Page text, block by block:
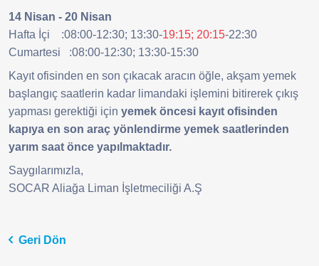
14 Nisan - 20 Nisan
Hafta İçi :08:00-12:30; 13:30-19:15; 20:15-22:30
Cumartesi :08:00-12:30; 13:30-15:30
Kayıt ofisinden en son çıkacak aracın öğle, akşam yemek
başlangıç saatlerin kadar limandaki işlemini bitirerek çıkış
yapması gerektiği için yemek öncesi kayıt ofisinden
kapıya en son araç yönlendirme yemek saatlerinden
yarım saat önce yapılmaktadır.
Saygılarımızla,
SOCAR Aliağa Liman İşletmeciliği A.Ş
Geri Dön